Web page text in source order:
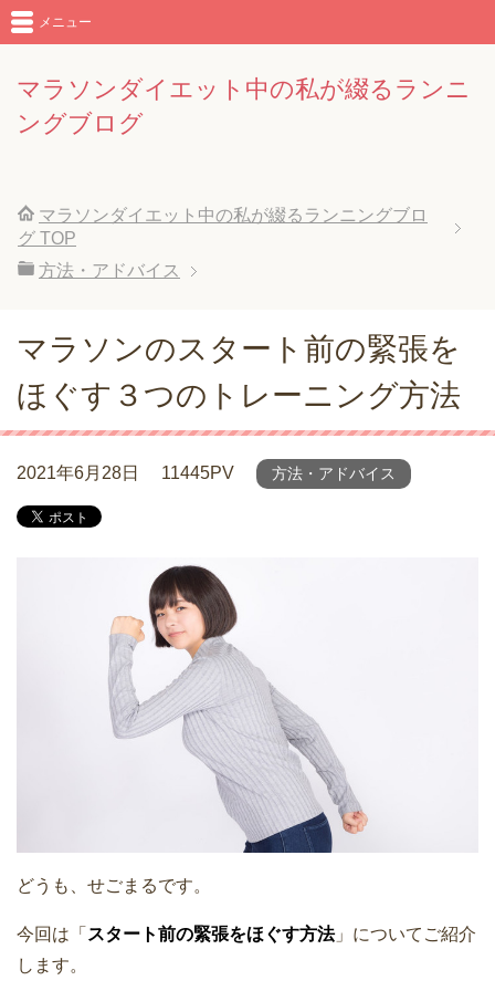
マラソンダイエット中の私が綴るランニ
ングブログ
メニュー
マラソンダイエット中の私が綴るランニングブロ
グ TOP
方法・アドバイス
マラソンのスタート前の緊張を
ほぐす３つのトレーニング方法
2021年6月28日 11445PV 方法・アドバイス
どうも、せごまるです。
今回は「 スタート前の緊張をほぐす方法」についてご紹介
します。